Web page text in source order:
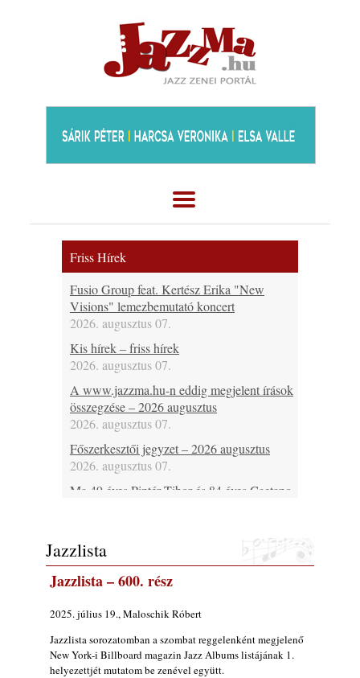
Friss Hírek
Fusio Group feat. Kertész Erika "New
Visions" lemezbemutató koncert
2026. augusztus 07.
Kis hírek – friss hírek
2026. augusztus 07.
A www.jazzma.hu-n eddig megjelent írások
összegzése – 2026 augusztus
2026. augusztus 07.
Főszerkesztői jegyzet – 2026 augusztus
2026. augusztus 07.
Ma 49 éves Pintér Tibor és 84 éves Caetano
Ma lenne 85 éves Howard Johnson
2026. augusztus 07.
Ma 95 éve halt meg Bix Beiderbecke
2026. augusztus 07.
Jazz-rock albumok 1985-ből - Issei Noro
„Sweet Sphere”
2026. augusztus 07.
Jazzlista
Jazzlista – 600. rész
2025. július 19., Maloschik Róbert
Jazzlista sorozatomban a szombat reggelenként megjelenő
New York-i Billboard magazin Jazz Albums listájának 1.
helyezettjét mutatom be zenével együtt.